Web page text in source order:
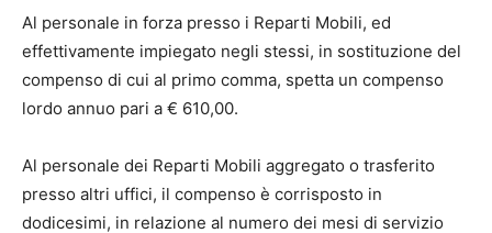
Al personale in forza presso i Reparti Mobili, ed
effettivamente impiegato negli stessi, in sostituzione del
compenso di cui al primo comma, spetta un compenso
lordo annuo pari a € 610,00.
Al personale dei Reparti Mobili aggregato o trasferito
presso altri uffici, il compenso è corrisposto in
dodicesimi, in relazione al numero dei mesi di servizio